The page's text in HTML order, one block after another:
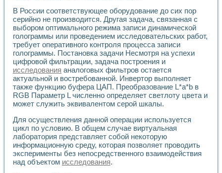
Система диагностики двигателей постоянного тока
Автоматизированный стенд формирования
Лабораторный практикум по курсу ИИС на базе
Партнеры
Академические и отраслевые институты
Учебные заведения
Бизнес
Контакты
В России соответствующее оборудование до сих пор
серийно не производится. Другая задача, связанная с
выбором оптимального режима записи динамической
голограммы или проведением исследовательских работ,
требует оперативного контроля процесса записи
голограммы. Постановка задачи Несмотря на успехи
цифровой фильтрации, задача построения и
исследования аналоговых фильтров остается
актуальной и востребованной. Инвертор выполняет
также функцию буфера ЦАП. Преобразование L*a*b в
RGB Параметр L численно определяет светлоту цвета и
может служить эквивалентом серой шкалы.
Для осуществления данной операции используется
цикл по условию. В общем случае виртуальная
лаборатория представляет собой некоторую
информационную среду, которая позволяет проводить
эксперименты без непосредственного взаимодействия
над объектом исследования.